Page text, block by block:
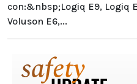
con:&nbsp;Logiq E9, Logiq
Voluson E6,...